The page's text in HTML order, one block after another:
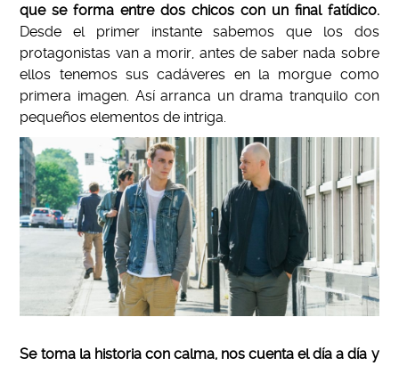
que se forma entre dos chicos con un final fatídico.
Desde el primer instante sabemos que los dos
protagonistas van a morir, antes de saber nada sobre
ellos tenemos sus cadáveres en la morgue como
primera imagen. Así arranca un drama tranquilo con
pequeños elementos de intriga.
Se toma la historia con calma, nos cuenta el día a día y